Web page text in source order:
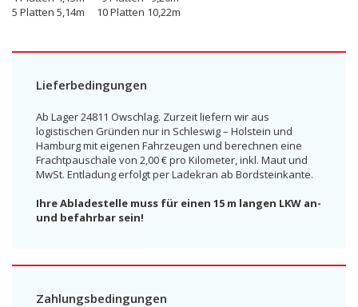
5 Platten 5,14m 10 Platten 10,22m
Lieferbedingungen
Ab Lager 24811 Owschlag. Zurzeit liefern wir aus
logistischen Gründen nur in Schleswig – Holstein und
Hamburg mit eigenen Fahrzeugen und berechnen eine
Frachtpauschale von 2,00 € pro Kilometer, inkl. Maut und
MwSt. Entladung erfolgt per Ladekran ab Bordsteinkante.
Ihre Abladestelle muss für einen 15 m langen LKW an-
und befahrbar sein!
Zahlungsbedingungen